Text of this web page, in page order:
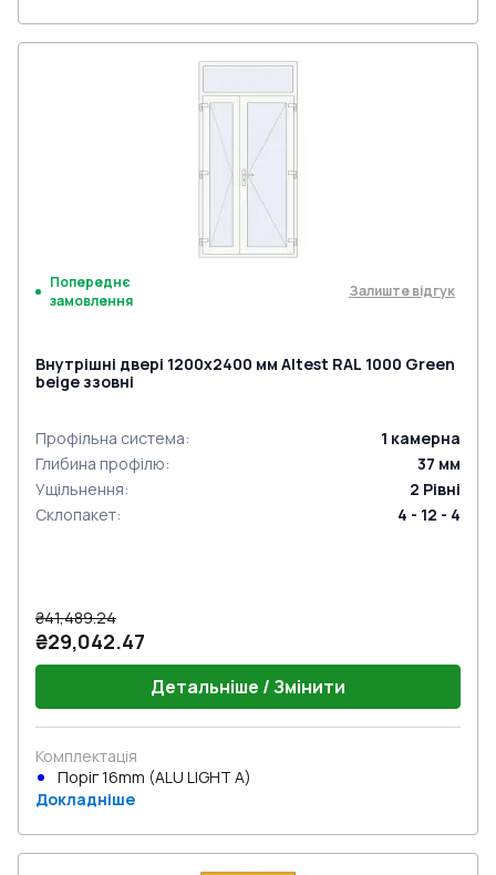
Попереднє
замовлення
Залиште відгук
Внутрішні двері 1200x2400 мм Altest RAL 1000 Green
beige ззовні
Профільна система: 1 камерна
Глибина профілю: 37 мм
Ущільнення: 2 Рівні
Склопакет: 4 - 12 - 4
₴41,489.24
₴29,042.47
Детальніше / Змінити
Комплектація
Поріг 16mm (ALU LIGHT A)
Докладніше